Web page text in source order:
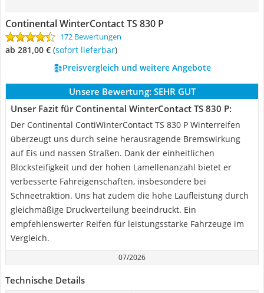
Continental WinterContact TS 830 P
172 Bewertungen
ab 281,00 € ( Sofort lieferbar)
Preisvergleich und weitere Angebote
Unsere Bewertung: SEHR GUT
Unser Fazit für Continental WinterContact TS 830 P:
Der Continental ContiWinterContact TS 830 P Winterreifen
überzeugt uns durch seine herausragende Bremswirkung
auf Eis und nassen Straßen. Dank der einheitlichen
Blocksteifigkeit und der hohen Lamellenanzahl bietet er
verbesserte Fahreigenschaften, insbesondere bei
Schneetraktion. Uns hat zudem die hohe Laufleistung durch
gleichmäßige Druckverteilung beeindruckt. Ein
empfehlenswerter Reifen für leistungsstarke Fahrzeuge im
Vergleich.
07/2026
Technische Details